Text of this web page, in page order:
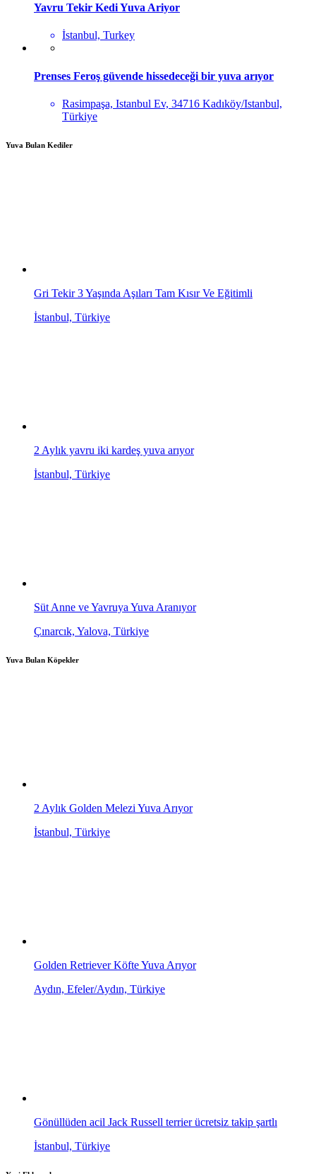
Yavru Tekir Kedi Yuva Ariyor
İstanbul, Turkey
Prenses Feroş güvende hissedeceği bir yuva arıyor
Rasimpaşa, Istanbul Ev, 34716 Kadıköy/Istanbul,
Türkiye
Yuva Bulan Kediler
Gri Tekir 3 Yaşında Aşıları Tam Kısır Ve Eğitimli
İstanbul, Türkiye
2 Aylık yavru iki kardeş yuva arıyor
İstanbul, Türkiye
Süt Anne ve Yavruya Yuva Aranıyor
Çınarcık, Yalova, Türkiye
Yuva Bulan Köpekler
2 Aylık Golden Melezi Yuva Arıyor
İstanbul, Türkiye
Golden Retriever Köfte Yuva Arıyor
Aydın, Efeler/Aydın, Türkiye
Gönüllüden acil Jack Russell terrier ücretsiz takip şartlı
İstanbul, Türkiye